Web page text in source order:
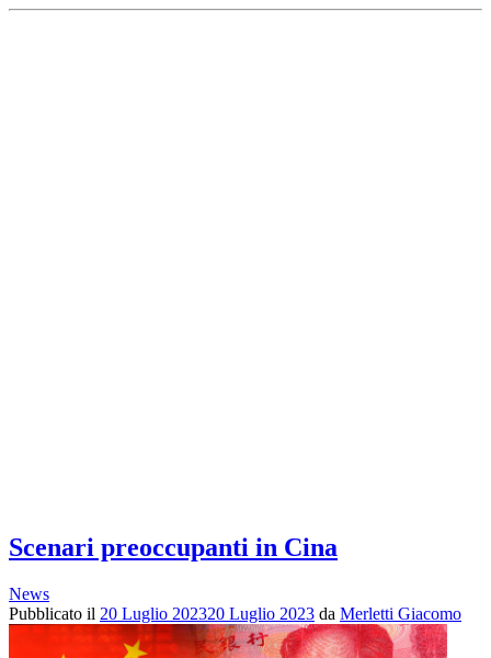
Scenari preoccupanti in Cina
News
Pubblicato il 20 Luglio 202320 Luglio 2023 da Merletti Giacomo